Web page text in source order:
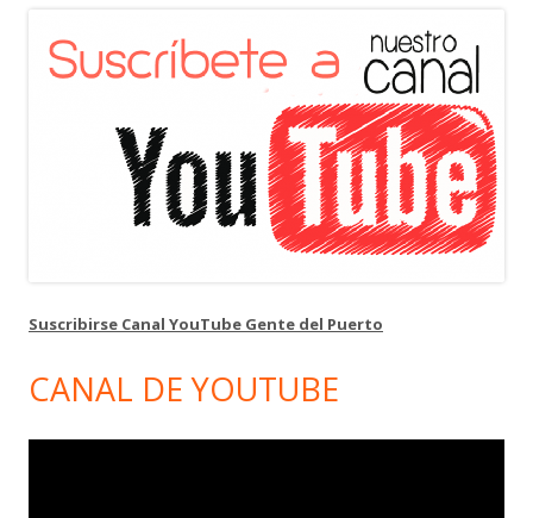
Suscribirse Canal YouTube Gente del Puerto
CANAL DE YOUTUBE